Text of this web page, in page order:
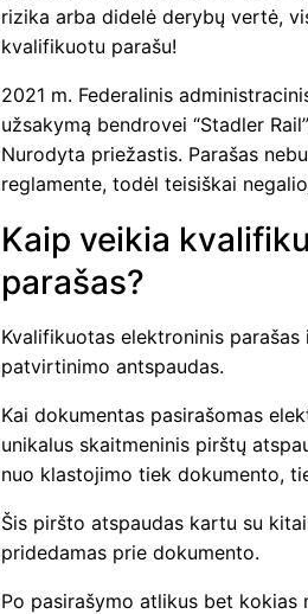
rizika arba didelė derybų vertė,
kvalifikuotu parašu!
2021 m. Federalinis
užsakymą bendrovei “Stadler
Nurodyta priežastis. Parašas
reglamente, todėl teisiškai
Kaip veikia
parašas?
Kvalifikuotas elektroninis
patvirtinimo antspaudas.
Kai dokumentas pasirašomas
unikalus skaitmeninis pirštų
nuo klastojimo tiek dokumento,
Šis piršto atspaudas kartu su
pridedamas prie dokumento.
Po pasirašymo atlikus bet kokias